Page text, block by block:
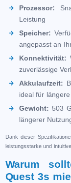
Prozessor:
Leistung
Speicher:
angepasst an
Konnektivität:
zuverlässige
Akkulaufzeit:
ideal für
Gewicht: 503
längerer
Dank dieser
leistungsstarke und
Warum
Quest 3s